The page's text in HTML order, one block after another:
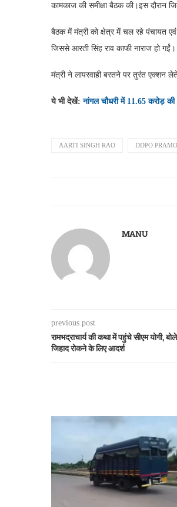
कामकाज की समीक्षा बैठक की।इस दौरान
बैठक में मंत्री को क्षेत्र में चल रहे पंचायत एवं
जिससे आरती सिंह राव काफी नाराज हो गईं।
मंत्री ने लापरवाही बरतने पर तुरंत एक्शन
ये भी देखें:नांगल चौधरी में 11.65 करोड़
AARTI SINGH RAO DDPO
MANU
previous post
रामभद्राचार्य की कथा में पहुंचे सीएम योगी,
जिहाद रोकने के लिए आदर्श